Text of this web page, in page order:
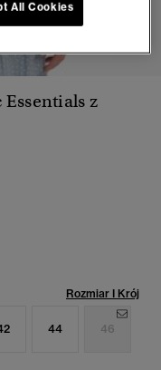
6 7
z
Rozmiar I Krój
44 46
All Cookies